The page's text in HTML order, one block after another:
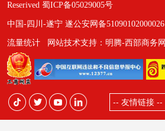
Reserived 蜀ICP备05029005号
中国-四川-遂宁 遂公安网备51090102000026
流量统计 网站技术支持：明腾-西部商务网
-- 友情链接 --